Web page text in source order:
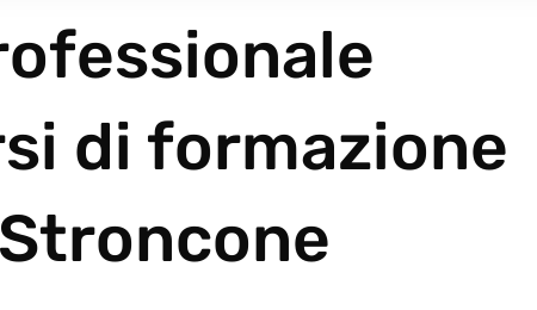
di formazione